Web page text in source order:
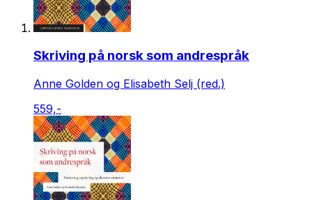
Skriving på norsk som andrespråk
Anne Golden og Elisabeth Selj (red.)
559,-